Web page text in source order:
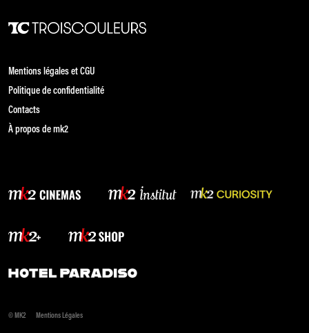
Mentions légales et CGU
Politique de confidentialité
Contacts
À propos de mk2
© MK2 Mentions Légales